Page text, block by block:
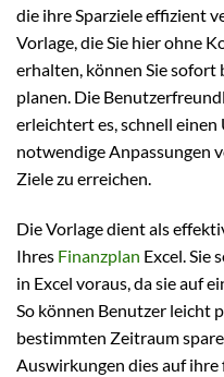
die ihre Sparziele effizient
Vorlage, die Sie hier ohne
erhalten, können Sie sofort
planen. Die
erleichtert es, schnell
notwendige Anpassungen
Ziele zu erreichen.
Die Vorlage dient als
Ihres Finanzplan Excel. Sie
in Excel voraus, da sie auf
So können Benutzer leicht
bestimmten Zeitraum
Auswirkungen dies auf